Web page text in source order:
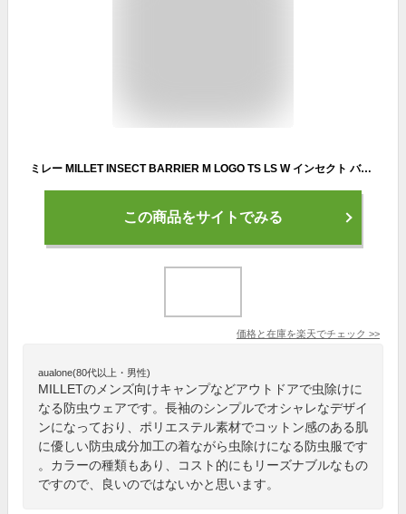
ミレー MILLET INSECT BARRIER M LOGO TS LS W インセクト バリヤー ロゴ Tシャツ ロング スリーブ ウィメンズ レディース MIV02089 24ss[sale_wear]
この商品をサイトでみる
価格と在庫を楽天でチェック >>
aualone(80代以上・男性)
MILLETのメンズ向けキャンプなどアウトドアで虫除けに
なる防虫ウェアです。長袖のシンプルでオシャレなデザイ
ンになっており、ポリエステル素材でコットン感のある肌
に優しい防虫成分加工の着ながら虫除けになる防虫服です
。カラーの種類もあり、コスト的にもリーズナブルなもの
ですので、良いのではないかと思います。